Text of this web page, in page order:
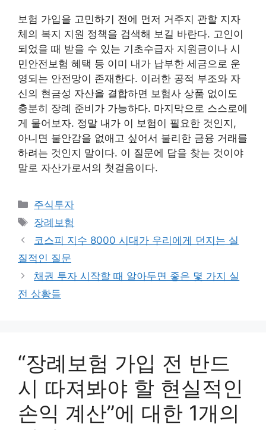
보험 가입을 고민하기 전에 먼저 거주지 관할 지자
체의 복지 지원 정책을 검색해 보길 바란다. 고인이
되었을 때 받을 수 있는 기초수급자 지원금이나 시
민안전보험 혜택 등 이미 내가 납부한 세금으로 운
영되는 안전망이 존재한다. 이러한 공적 부조와 자
신의 현금성 자산을 결합하면 보험사 상품 없이도
충분히 장례 준비가 가능하다. 마지막으로 스스로에
게 물어보자. 정말 내가 이 보험이 필요한 것인지,
아니면 불안감을 없애고 싶어서 불리한 금융 거래를
하려는 것인지 말이다. 이 질문에 답을 찾는 것이야
말로 자산가로서의 첫걸음이다.
카
테
고
리
주식투자
태
그
장례보험
코스피 지수 8000 시대가 우리에게 던지는 실
질적인 질문
채권 투자 시작할 때 알아두면 좋은 몇 가지 실
전 상황들
“장례보험 가입 전 반드
시 따져봐야 할 현실적인
손익 계산”에 대한 1개의